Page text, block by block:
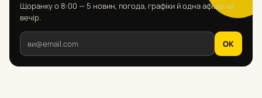
Щоранку о 8:00 — 5 новин, погода, графіки й одна афіша на
вечір.
OK